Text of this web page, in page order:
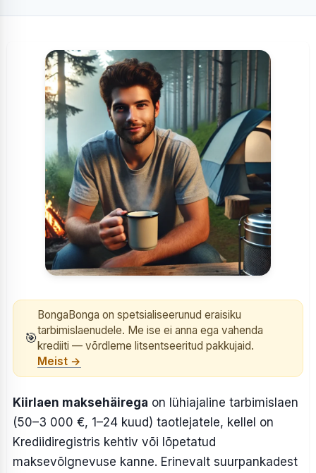
🎯
BongaBonga on spetsialiseerunud eraisiku
tarbimislaenudele. Me ise ei anna ega vahenda
krediiti — võrdleme litsentseeritud pakkujaid.
Meist →
Kiirlaen maksehäirega on lühiajaline tarbimislaen
(50–3 000 €, 1–24 kuud) taotlejatele, kellel on
Krediidiregistris kehtiv või lõpetatud
maksevõlgnevuse kanne. Erinevalt suurpankadest